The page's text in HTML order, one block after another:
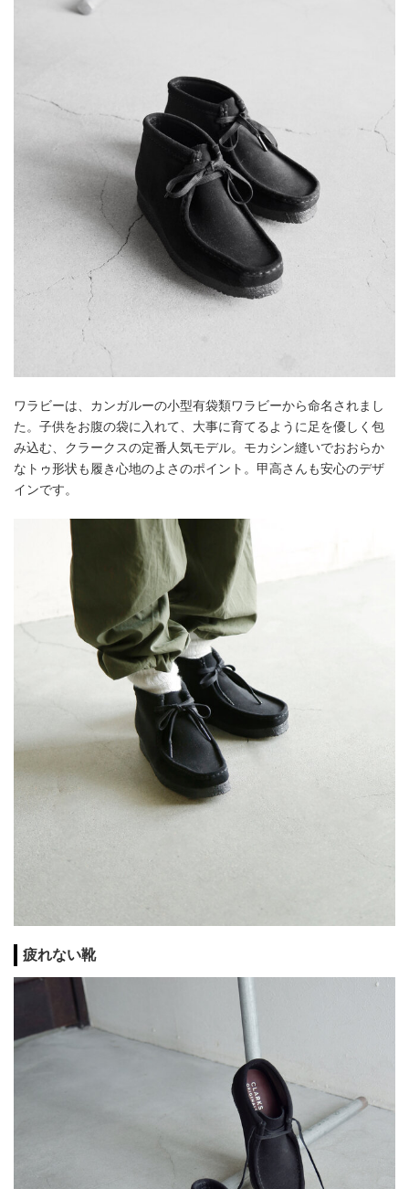
ワラビーは、カンガルーの小型有袋類ワラビーから命名されまし
た。子供をお腹の袋に入れて、大事に育てるように足を優しく包
み込む、クラークスの定番人気モデル。モカシン縫いでおおらか
なトゥ形状も履き心地のよさのポイント。甲高さんも安心のデザ
インです。
疲れない靴